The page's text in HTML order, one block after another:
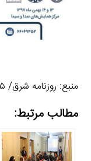
منبع: روزنامه شرق/ ۱۵ بهمن ۹۷
مطالب مرتبط: